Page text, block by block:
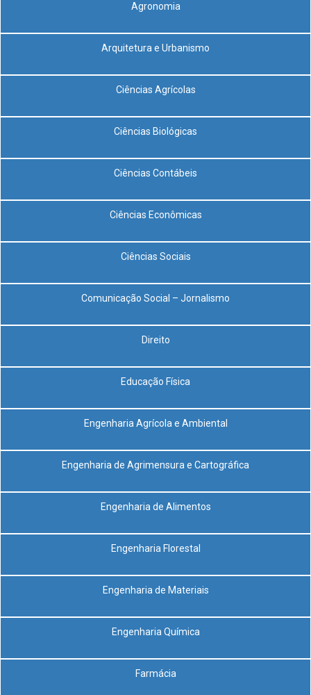
Agronomia
Arquitetura e Urbanismo
Ciências Agrícolas
Ciências Biológicas
Ciências Contábeis
Ciências Econômicas
Ciências Sociais
Comunicação Social – Jornalismo
Direito
Educação Física
Engenharia Agrícola e Ambiental
Engenharia de Agrimensura e Cartográfica
Engenharia de Alimentos
Engenharia Florestal
Engenharia de Materiais
Engenharia Química
Farmácia